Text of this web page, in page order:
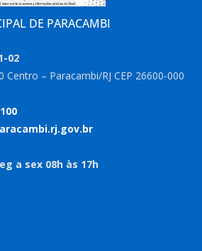
DE PARACAMBI
02
Centro – Paracambi/RJ CEP 26600-000
a sex 08h às 17h